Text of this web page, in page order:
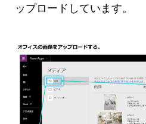
ップロードしています。